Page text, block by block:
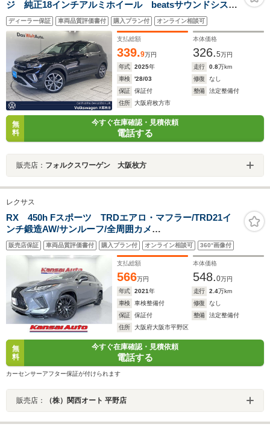
ジ 純正18インチアルミホイール beatsサウンドシステ
ム マトリックスLEDヘッドランプ オールインセーフテ
ィ デジタルコックピットプロ シートヒーター スマ
ートエントリー
ディーラー保証 車両品質評価書付 購入プラン付 オンライン相談可
支払総額
339.9万円
本体価格
326.5万円
年式
2025年 走行 0.8万km
車検
'28/03 修復
なし
保証
保証付 整備
法定整備付
住所
大阪府枚方市
無
料
今すぐ在庫確認・見積依頼
電話する
販売店： フォルクスワーゲン 大阪枚方
レクサス
RX 450h Fスポーツ TRDエアロ・マフラー/TRD21イ
ンチ鍛造AW/サンルーフ/全周囲カメ
ラ/HUD/BSM/ETC2.0/黒革シート/前後席シートヒーター/
ベンチレーション/後席電動可倒/前後ドラレコ/ワンオーナ
ー/寒冷地仕様
販売店保証 車両品質評価書付 購入プラン付 オンライン相談可 360°画像付
支払総額
566万円
本体価格
548.0万円
年式
2021年 走行 2.4万km
車検
車検整備付 修復
なし
保証
保証付 整備
法定整備付
住所
大阪府大阪市平野区
無
料
今すぐ在庫確認・見積依頼
電話する
カーセンサーアフター保証が付けられます
販売店： （株）関西オート 平野店